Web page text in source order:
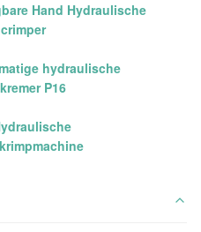
Hand Hydraulische
hydraulische
P16